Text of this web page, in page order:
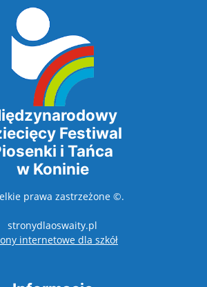
Festiwal
i Tańca
w Koninie
prawa zastrzeżone ©.
stronydlaoswaity.pl
internetowe dla szkółotwiera się w